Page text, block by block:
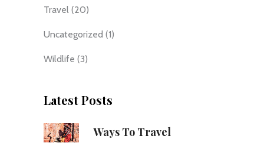
Travel (20)
Uncategorized (1)
Wildlife (3)
Latest Posts
Ways To Travel